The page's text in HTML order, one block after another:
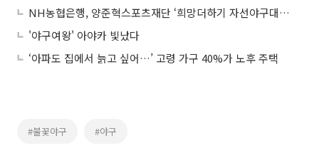
NH농협은행, 양준혁스포츠재단 ‘희망더하기 자선야구대회’ 후원
'야구여왕' 아야카 빛났다
‘아파도 집에서 늙고 싶어…’ 고령 가구 40%가 노후 주택
#불꽃야구 #야구